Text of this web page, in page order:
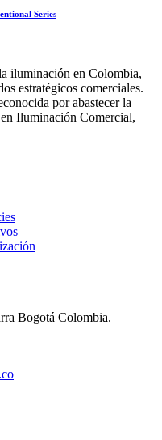
Series
iluminación en Colombia,
estratégicos comerciales.
por abastecer la
Iluminación Comercial,
Bogotá Colombia.